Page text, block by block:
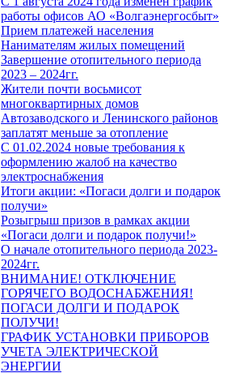
работы офисов АО «Волгаэнергосбыт»
Прием платежей населения
Нанимателям жилых помещений
Завершение отопительного периода
2023 – 2024гг.
Жители почти восьмисот
многоквартирных домов
Автозаводского и Ленинского районов
заплатят меньше за отопление
С 01.02.2024 новые требования к
оформлению жалоб на качество
электроснабжения
Итоги акции: «Погаси долги и подарок
получи»
Розыгрыш призов в рамках акции
«Погаси долги и подарок получи!»
О начале отопительного периода 2023-
2024гг.
ВНИМАНИЕ! ОТКЛЮЧЕНИЕ
ГОРЯЧЕГО ВОДОСНАБЖЕНИЯ!
ПОГАСИ ДОЛГИ И ПОДАРОК
ПОЛУЧИ!
ГРАФИК УСТАНОВКИ ПРИБОРОВ
УЧЕТА ЭЛЕКТРИЧЕСКОЙ
ЭНЕРГИИ